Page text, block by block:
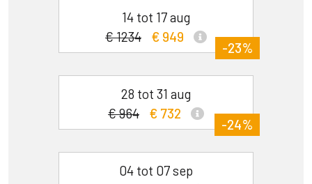
14 tot 17 aug
€ 1234
€ 949
-23%
28 tot 31 aug
€ 964
€ 732
-24%
04 tot 07 sep